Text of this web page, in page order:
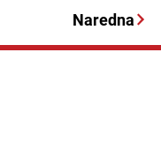
Naredna